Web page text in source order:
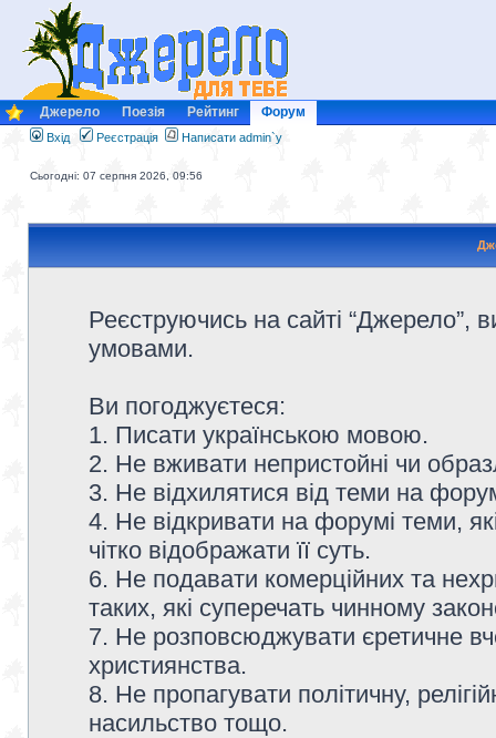
Джерело Поезія Рейтинг Форум
Вхід Реєстрація Написати admin`у
Сьогодні: 07 серпня 2026, 09:56
Реєструючись на сайті “Джерело”,
умовами.
Ви погоджуєтеся:
1. Писати українською мовою.
2. Не вживати непристойні чи
3. Не відхилятися від теми на
4. Не відкривати на форумі теми,
чітко відображати її суть.
6. Не подавати комерційних та
таких, які суперечать чинному
7. Не розповсюджувати єретичне
християнства.
8. Не пропагувати політичну,
насильство тощо.